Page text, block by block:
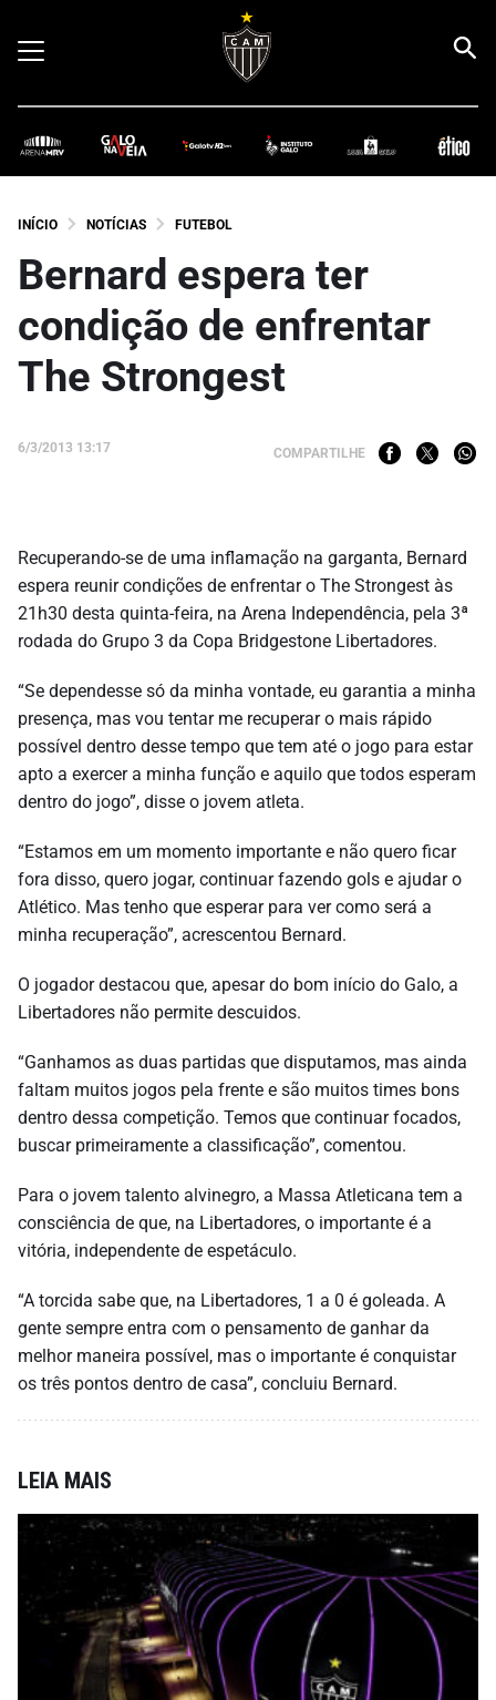
INÍCIO NOTÍCIAS FUTEBOL
Bernard espera ter
condição de enfrentar
The Strongest
6/3/2013 13:17 COMPARTILHE
Recuperando-se de uma inflamação na garganta, Bernard
espera reunir condições de enfrentar o The Strongest às
21h30 desta quinta-feira, na Arena Independência, pela 3ª
rodada do Grupo 3 da Copa Bridgestone Libertadores.
“Se dependesse só da minha vontade, eu garantia a minha
presença, mas vou tentar me recuperar o mais rápido
possível dentro desse tempo que tem até o jogo para estar
apto a exercer a minha função e aquilo que todos esperam
dentro do jogo”, disse o jovem atleta.
“Estamos em um momento importante e não quero ficar
fora disso, quero jogar, continuar fazendo gols e ajudar o
Atlético. Mas tenho que esperar para ver como será a
minha recuperação”, acrescentou Bernard.
O jogador destacou que, apesar do bom início do Galo, a
Libertadores não permite descuidos.
“Ganhamos as duas partidas que disputamos, mas ainda
faltam muitos jogos pela frente e são muitos times bons
dentro dessa competição. Temos que continuar focados,
buscar primeiramente a classificação”, comentou.
Para o jovem talento alvinegro, a Massa Atleticana tem a
consciência de que, na Libertadores, o importante é a
vitória, independente de espetáculo.
“A torcida sabe que, na Libertadores, 1 a 0 é goleada. A
gente sempre entra com o pensamento de ganhar da
melhor maneira possível, mas o importante é conquistar
os três pontos dentro de casa”, concluiu Bernard.
LEIA MAIS